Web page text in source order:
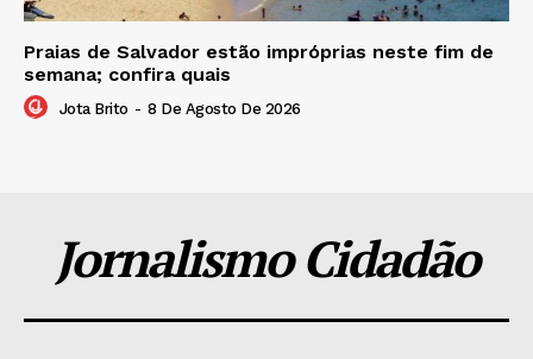
Praias de Salvador estão impróprias neste fim de
semana; confira quais
Jota Brito - 8 De Agosto De 2026
Jornalismo Cidadão